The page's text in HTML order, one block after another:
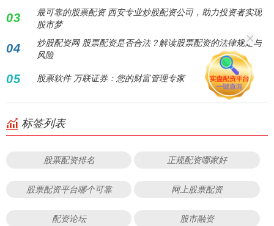
03
最可靠的股票配资 西安专业炒股配资公司，助力投资者实现
股市梦
04
炒股配资网 股票配资是否合法？解读股票配资的法律规定与
风险
05 股票软件 万联证券：您的财富管理专家
标签列表
股票配资排名 正规配资哪家好
股票配资平台哪个可靠 网上股票配资
配资论坛 股市融资